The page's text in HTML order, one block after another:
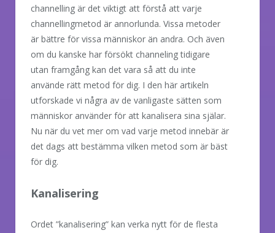
channelling är det viktigt att förstå att varje
channellingmetod är annorlunda. Vissa metoder
är bättre för vissa människor än andra. Och även
om du kanske har försökt channeling tidigare
utan framgång kan det vara så att du inte
använde rätt metod för dig. I den här artikeln
utforskade vi några av de vanligaste sätten som
människor använder för att kanalisera sina själar.
Nu när du vet mer om vad varje metod innebär är
det dags att bestämma vilken metod som är bäst
för dig.
Kanalisering
Ordet ”kanalisering” kan verka nytt för de flesta